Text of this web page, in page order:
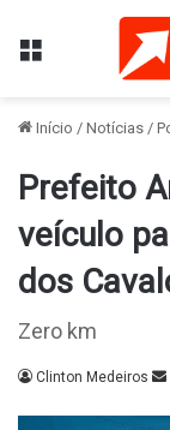
Menu
Início / Notícias /
Prefeito
veículo
dos
Zero km
Clinton Medeiros